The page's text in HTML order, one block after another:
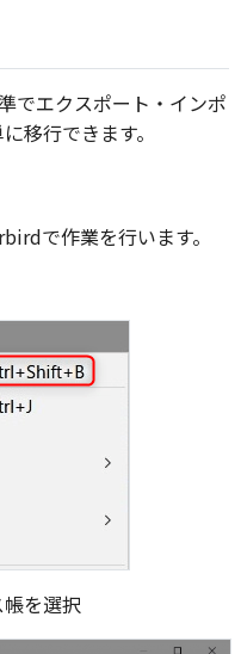
でエクスポート・インポ
移行できます。
で作業を行います。
を選択